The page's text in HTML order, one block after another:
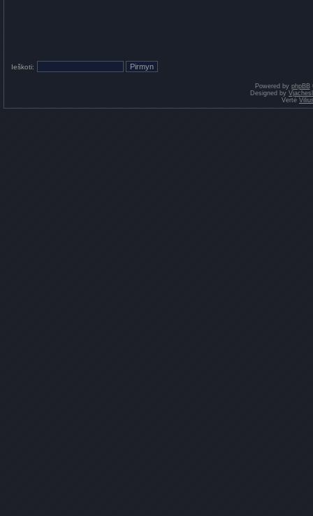
Ieškoti:
Powered by phpBB
Designed by
Vertė